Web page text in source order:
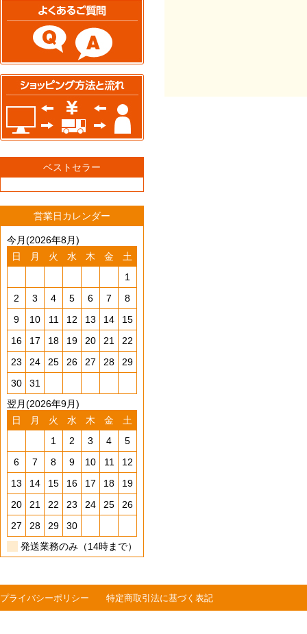
ベストセラー
営業日カレンダー
今月(2026年8月)
日
月 火 水 木 金
土
1
2
3 4 5 6 7
8
9
10 11 12 13 14
15
16
17 18 19 20 21
22
23
24 25 26 27 28
29
30
31
翌月(2026年9月)
日
月 火 水 木 金
土
1
2 3 4
5
6
7 8 9 10 11
12
13
14 15 16 17 18
19
20
21 22 23 24 25
26
27
28 29
30
発送業務のみ（14時まで）
プライバシーポリシー 特定商取引法に基づく表記